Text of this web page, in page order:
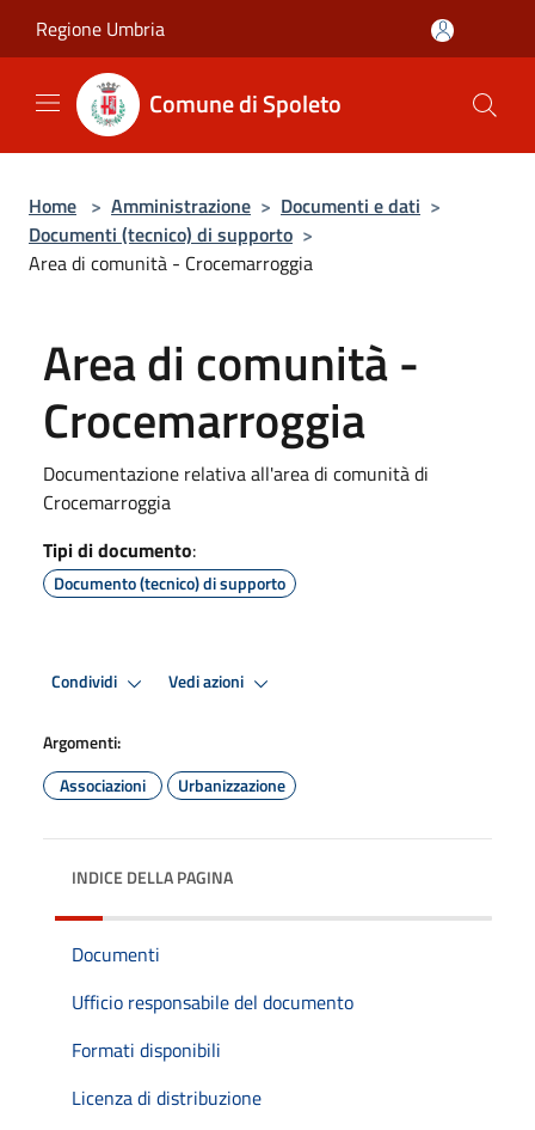
Regione Umbria
Comune di Spoleto
Home > Amministrazione > Documenti e dati >
Documenti (tecnico) di supporto >
Area di comunità - Crocemarroggia
Area di comunità -
Crocemarroggia
Documentazione relativa all'area di comunità di
Crocemarroggia
Tipi di documento:
Documento (tecnico) di supporto
Condividi Vedi azioni
Argomenti:
Associazioni
Urbanizzazione
INDICE DELLA PAGINA
Documenti
Ufficio responsabile del documento
Formati disponibili
Licenza di distribuzione